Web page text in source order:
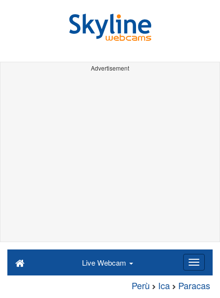
Advertisement
Live Webcam
Perù Ica Paracas